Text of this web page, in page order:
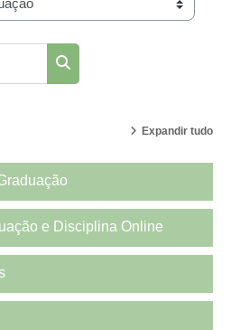
Buscar cursos
Expandir tudo
e Disciplina Online